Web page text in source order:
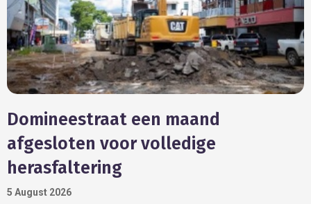
Domineestraat een maand
afgesloten voor volledige
herasfaltering
5 August 2026